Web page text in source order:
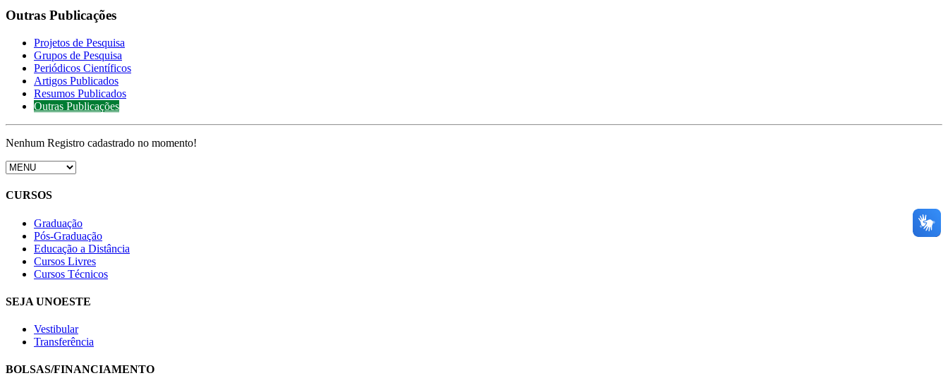
Outras Publicações
Projetos de Pesquisa
Grupos de Pesquisa
Periódicos Científicos
Artigos Publicados
Resumos Publicados
Outras Publicações
Nenhum Registro cadastrado no momento!
CURSOS
Graduação
Pós-Graduação
Educação a Distância
Cursos Livres
Cursos Técnicos
SEJA UNOESTE
Vestibular
Transferência
BOLSAS/FINANCIAMENTO